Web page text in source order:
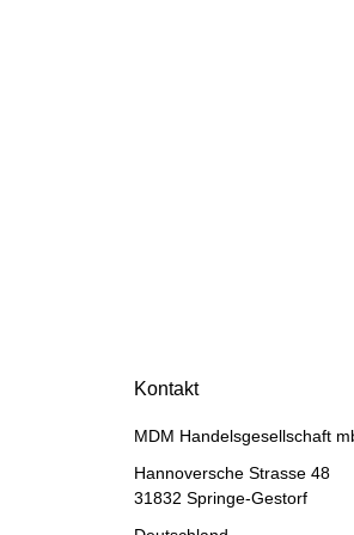
Teile Nummer(n):
39,98 €
Rabatt:20%
Kontakt
MDM Handelsgesellschaft
Hannoversche Strasse 48
31832 Springe-Gestorf